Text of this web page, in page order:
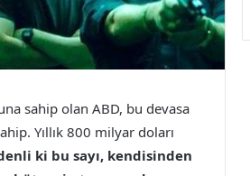
sahip olan ABD, bu devasa
Yıllık 800 milyar doları
ki bu sayı, kendisinden